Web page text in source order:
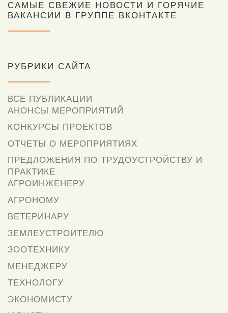
САМЫЕ СВЕЖИЕ НОВОСТИ И ГОРЯЧИЕ
ВАКАНСИИ В ГРУППЕ ВКОНТАКТЕ
РУБРИКИ САЙТА
ВСЕ ПУБЛИКАЦИИ
АНОНСЫ МЕРОПРИЯТИЙ
КОНКУРСЫ ПРОЕКТОВ
ОТЧЕТЫ О МЕРОПРИЯТИЯХ
ПРЕДЛОЖЕНИЯ ПО ТРУДОУСТРОЙСТВУ И
ПРАКТИКЕ
АГРОИНЖЕНЕРУ
АГРОНОМУ
ВЕТЕРИНАРУ
ЗЕМЛЕУСТРОИТЕЛЮ
ЗООТЕХНИКУ
МЕНЕДЖЕРУ
ТЕХНОЛОГУ
ЭКОНОМИСТУ